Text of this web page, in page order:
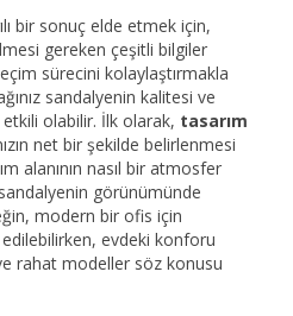
bir sonuç elde etmek için,
gereken çeşitli bilgiler
sürecini kolaylaştırmakla
sandalyenin kalitesi ve
olabilir. İlk olarak, tasarım
net bir şekilde belirlenmesi
alanının nasıl bir atmosfer
görünümünde
modern bir ofis için
evdeki konforu
rahat modeller söz konusu